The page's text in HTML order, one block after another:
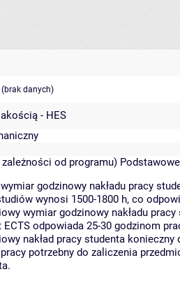
(brak danych)
- HES
zależności od programu)
godzinowy nakładu pracy
wynosi 1500-1800 h, co
wymiar godzinowy nakładu
ECTS odpowiada 25-30 godzinom
nakład pracy studenta
pracy potrzebny do zaliczenia